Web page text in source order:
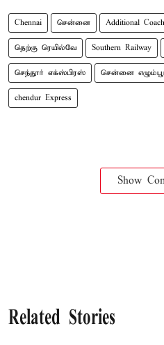
Chennai சென்னை Additional
தெற்கு ரெயில்வே Southern Railway
செந்தூர் எக்ஸ்பிரஸ் சென்னை
chendur Express
Show
Related Stories